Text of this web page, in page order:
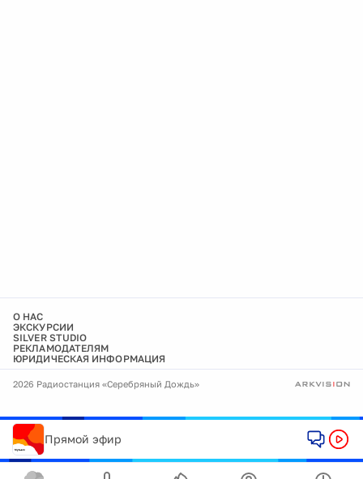
О НАС
ЭКСКУРСИИ
SILVER STUDIO
РЕКЛАМОДАТЕЛЯМ
ЮРИДИЧЕСКАЯ ИНФОРМАЦИЯ
2026 Радиостанция «Серебряный Дождь»
Прямой эфир